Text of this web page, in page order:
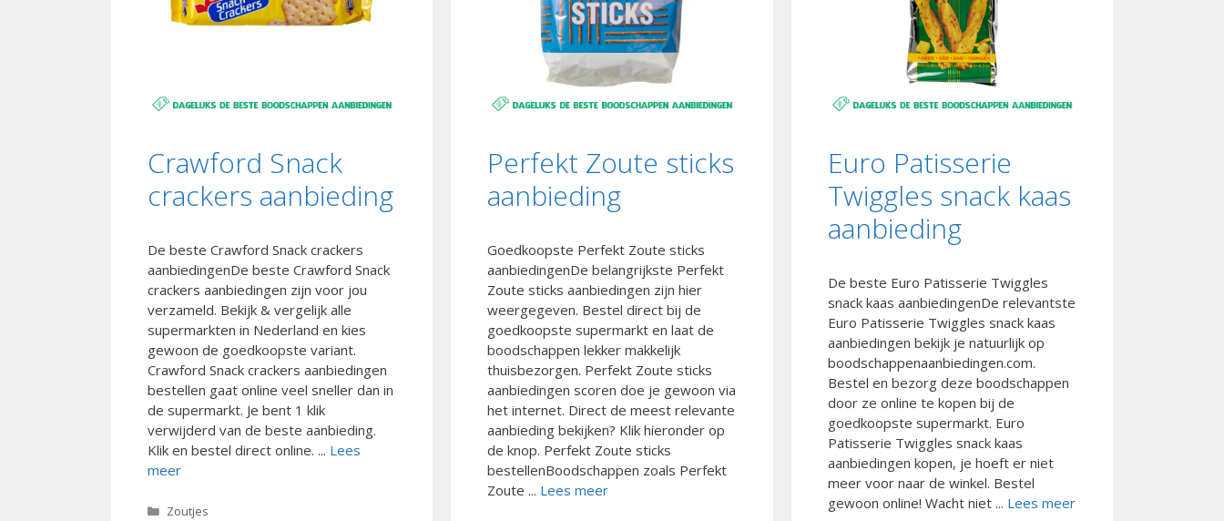
Crawford Snack
crackers aanbieding
De beste Crawford Snack crackers
aanbiedingenDe beste Crawford Snack
crackers aanbiedingen zijn voor jou
verzameld. Bekijk & vergelijk alle
supermarkten in Nederland en kies
gewoon de goedkoopste variant.
Crawford Snack crackers aanbiedingen
bestellen gaat online veel sneller dan in
de supermarkt. Je bent 1 klik
verwijderd van de beste aanbieding.
Klik en bestel direct online. ... Lees
meer
Categorieën
Zoutjes
Perfekt Zoute sticks
aanbieding
Goedkoopste Perfekt Zoute sticks
aanbiedingenDe belangrijkste Perfekt
Zoute sticks aanbiedingen zijn hier
weergegeven. Bestel direct bij de
goedkoopste supermarkt en laat de
boodschappen lekker makkelijk
thuisbezorgen. Perfekt Zoute sticks
aanbiedingen scoren doe je gewoon via
het internet. Direct de meest relevante
aanbieding bekijken? Klik hieronder op
de knop. Perfekt Zoute sticks
bestellenBoodschappen zoals Perfekt
Zoute ... Lees meer
Euro Patisserie
Twiggles snack kaas
aanbieding
De beste Euro Patisserie Twiggles
snack kaas aanbiedingenDe relevantste
Euro Patisserie Twiggles snack kaas
aanbiedingen bekijk je natuurlijk op
boodschappenaanbiedingen.com.
Bestel en bezorg deze boodschappen
door ze online te kopen bij de
goedkoopste supermarkt. Euro
Patisserie Twiggles snack kaas
aanbiedingen kopen, je hoeft er niet
meer voor naar de winkel. Bestel
gewoon online! Wacht niet ... Lees meer